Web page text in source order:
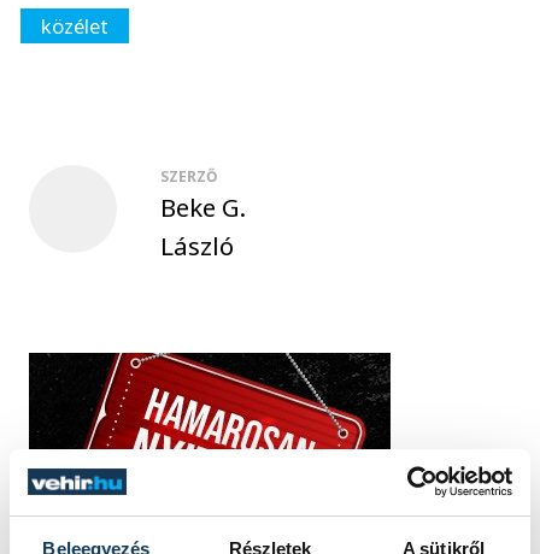
Beleegyezés Részletek A sütikről
közélet
SZERZŐ
Beke G.
László